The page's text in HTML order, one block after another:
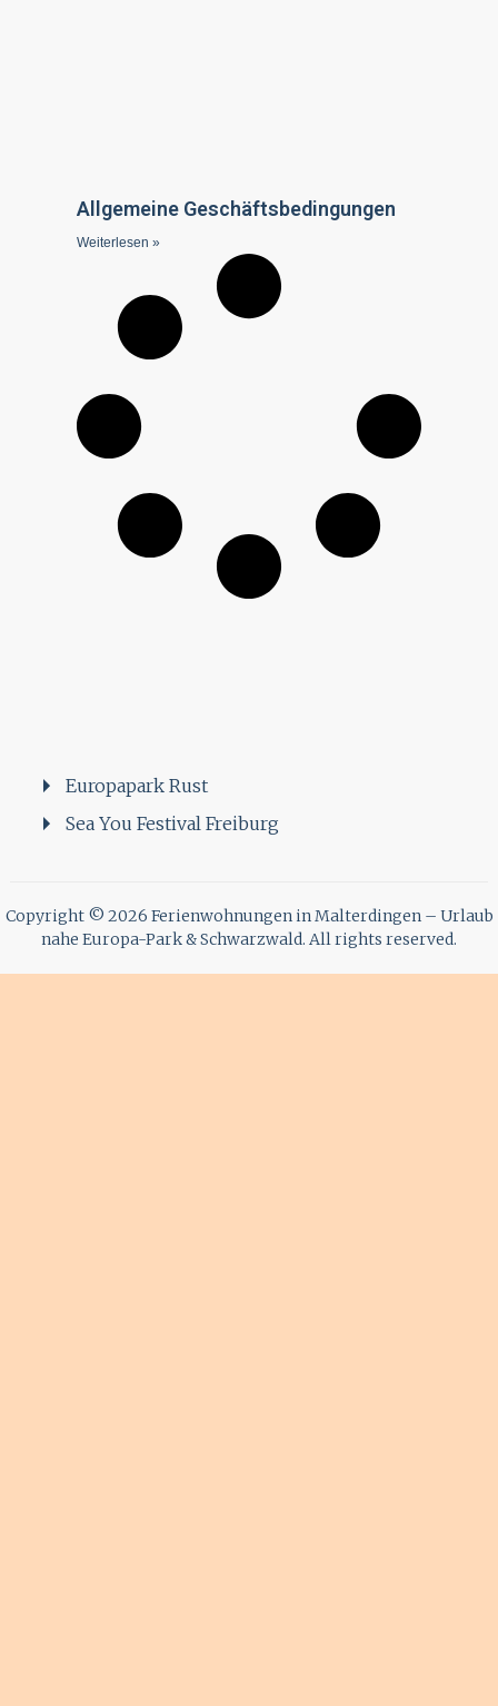
Allgemeine Geschäftsbedingungen
Weiterlesen »
Europapark Rust
Sea You Festival Freiburg
Copyright © 2026 Ferienwohnungen in Malterdingen – Urlaub
nahe Europa-Park & Schwarzwald. All rights reserved.